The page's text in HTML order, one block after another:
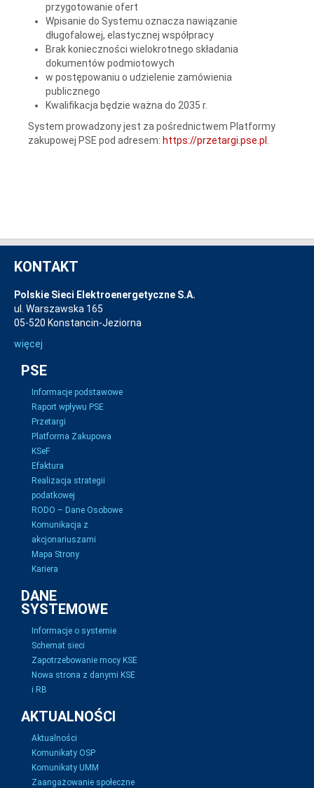
przygotowanie ofert
Wpisanie do Systemu oznacza nawiązanie
długofalowej, elastycznej współpracy
Brak konieczności wielokrotnego składania
dokumentów podmiotowych
w postępowaniu o udzielenie zamówienia
publicznego
Kwalifikacja będzie ważna do 2035 r.
System prowadzony jest za pośrednictwem Platformy
zakupowej PSE pod adresem: https://przetargi.pse.pl
KONTAKT
Polskie Sieci Elektroenergetyczne S.A.
ul. Warszawska 165
05-520 Konstancin-Jeziorna
więcej
PSE
Informacje podstawowe
Raport wpływu PSE
Przetargi
Platforma Zakupowa
KSeF
Efaktura
Realizacja strategii
podatkowej
RODO – Dane Osobowe
Komunikacja z
akcjonariuszami
Mapa Strony
Kariera
DANE
SYSTEMOWE
Informacje o systemie
Schemat sieci
Zapotrzebowanie mocy KSE
Nowa strona z danymi KSE
i RB
AKTUALNOŚCI
Aktualności
Komunikaty OSP
Komunikaty UMM
Zaangażowanie społeczne